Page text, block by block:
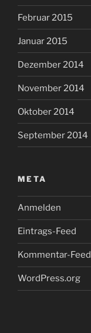
Februar 2015
Januar 2015
Dezember 2014
November 2014
Oktober 2014
September 2014
META
Anmelden
Eintrags-Feed
Kommentar-Feed
WordPress.org